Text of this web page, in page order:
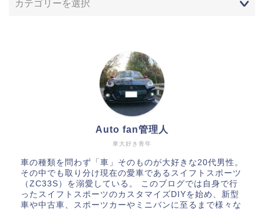
車大好き青年
Auto fan管理人
車の種類を問わず「車」そのものが大好きな20代男性。
その中でも取り分け現在の愛車であるスイフトスポーツ
（ZC33S）を溺愛している。 このブログでは自身で行
ったスイフトスポーツのカスタマイズDIYを始め、新型
車や中古車、スポーツカーやミニバンに至るまで様々な